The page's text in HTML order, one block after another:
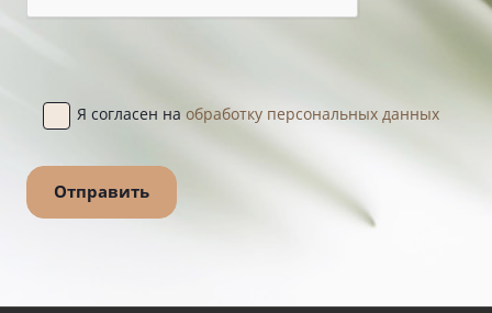
Я согласен на обработку персональных данных